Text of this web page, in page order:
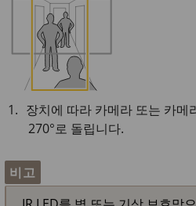
장치에 따라 카메라 또는 카메
270°로 돌립니다.
비고